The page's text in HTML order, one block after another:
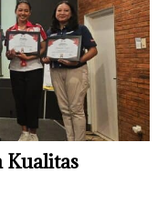
Kualitas